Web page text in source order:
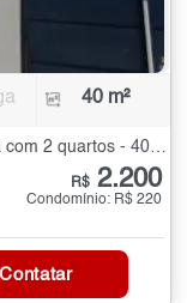
40 m²
Apartamento para Alugar na Vila Formosa com 2 quartos - 40 m²
R$ 2.200
Condomínio: R$ 220
Contatar